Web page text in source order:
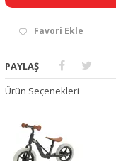
Favori Ekle
PAYLAŞ
Ürün Seçenekleri